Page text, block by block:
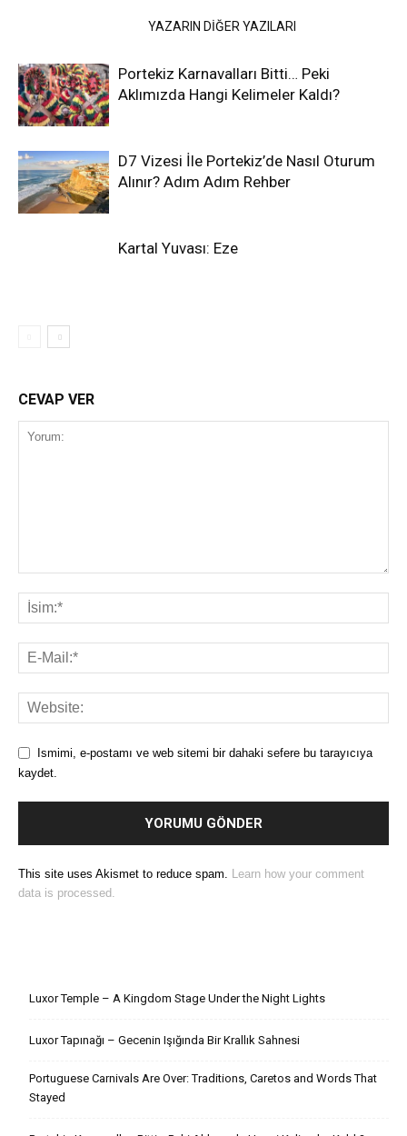
YAZARIN DİĞER YAZILARI
Portekiz Karnavalları Bitti… Peki
Aklımızda Hangi Kelimeler Kaldı?
D7 Vizesi İle Portekiz’de Nasıl Oturum
Alınır? Adım Adım Rehber
Kartal Yuvası: Eze
CEVAP VER
Ismimi, e-postamı ve web sitemi bir dahaki sefere bu tarayıcıya
kaydet.
This site uses Akismet to reduce spam. Learn how your comment
data is processed.
Luxor Temple – A Kingdom Stage Under the Night Lights
Luxor Tapınağı – Gecenin Işığında Bir Krallık Sahnesi
Portuguese Carnivals Are Over: Traditions, Caretos and Words That
Stayed